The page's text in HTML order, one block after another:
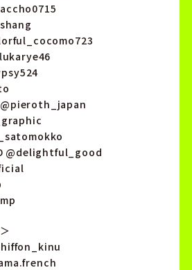
@pieroth_japan
@delightful_good